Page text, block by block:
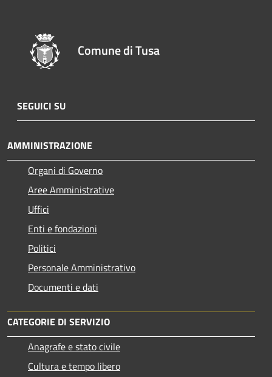
Comune di Tusa
SEGUICI SU
AMMINISTRAZIONE
Organi di Governo
Aree Amministrative
Uffici
Enti e fondazioni
Politici
Personale Amministrativo
Documenti e dati
CATEGORIE DI SERVIZIO
Anagrafe e stato civile
Cultura e tempo libero